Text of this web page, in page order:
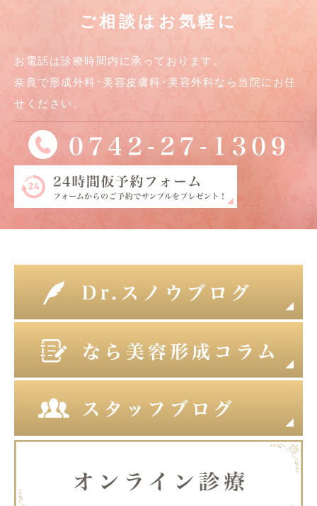
ご相談はお気軽に
お電話は診療時間内に承っております。
奈良で形成外科･美容皮膚科･美容外科なら当院にお任
せください。